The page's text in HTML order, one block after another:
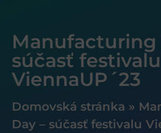
Manufacturing
súčasť festivalu
ViennaUP´23
Domovská stránka »
Day – súčasť festivalu